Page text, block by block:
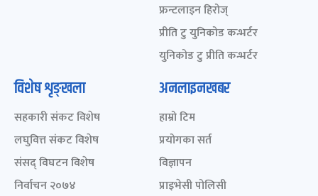
फ्रन्टलाइन हिरोज्
प्रीति टु युनिकोड कन्भर्टर
युनिकोड टु प्रीति कन्भर्टर
विशेष शृङ्खला
सहकारी संकट विशेष
लघुवित्त संकट विशेष
संसद् विघटन विशेष
निर्वाचन २०७४
अनलाइनखबर
हाम्रो टिम
प्रयोगका सर्त
विज्ञापन
प्राइभेसी पोलिसी